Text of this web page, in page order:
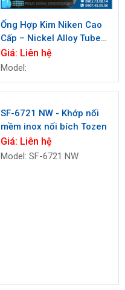
Ống Hợp Kim Niken Cao
Cấp – Nickel Alloy Tube
Chống Ăn Mòn | Phúc
Minh Engineering
Giá: Liên hệ
Model:
SF-6721 NW - Khớp nối
mềm inox nối bích Tozen
Giá: Liên hệ
Model: SF-6721 NW